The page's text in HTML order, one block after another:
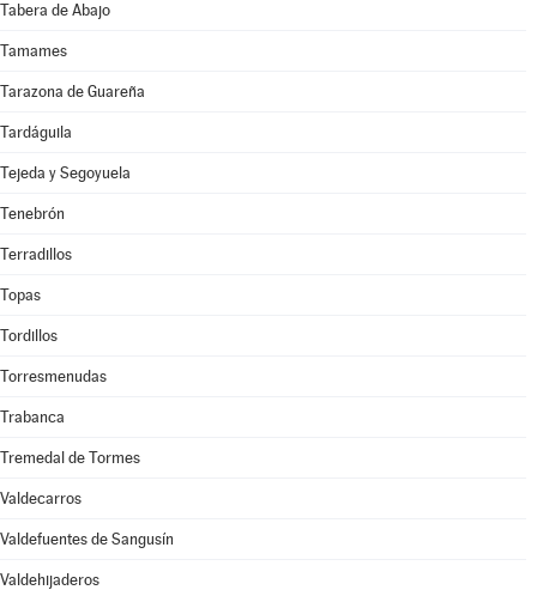
Tabera de Abajo
Tamames
Tarazona de Guareña
Tardáguila
Tejeda y Segoyuela
Tenebrón
Terradillos
Topas
Tordillos
Torresmenudas
Trabanca
Tremedal de Tormes
Valdecarros
Valdefuentes de Sangusín
Valdehijaderos